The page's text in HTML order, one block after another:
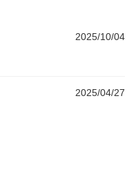
2025/10/04
2025/04/27